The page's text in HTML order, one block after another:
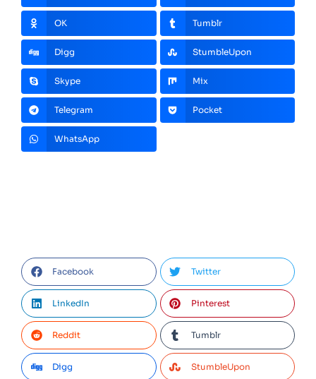
OK Tumblr
Digg StumbleUpon
Skype Mix
Telegram Pocket
WhatsApp
Facebook Twitter
LinkedIn Pinterest
Reddit Tumblr
Digg StumbleUpon